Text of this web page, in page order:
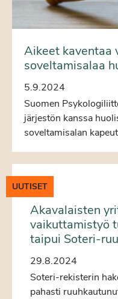
Aikeet kaventaa
soveltamisalaa
5.9.2024
Suomen
järjestön kanssa
soveltamisalan
UUTISET
Akavalaisten
vaikuttamistyö
taipui Soteri-
29.8.2024
Soteri-rekisterin
pahasti